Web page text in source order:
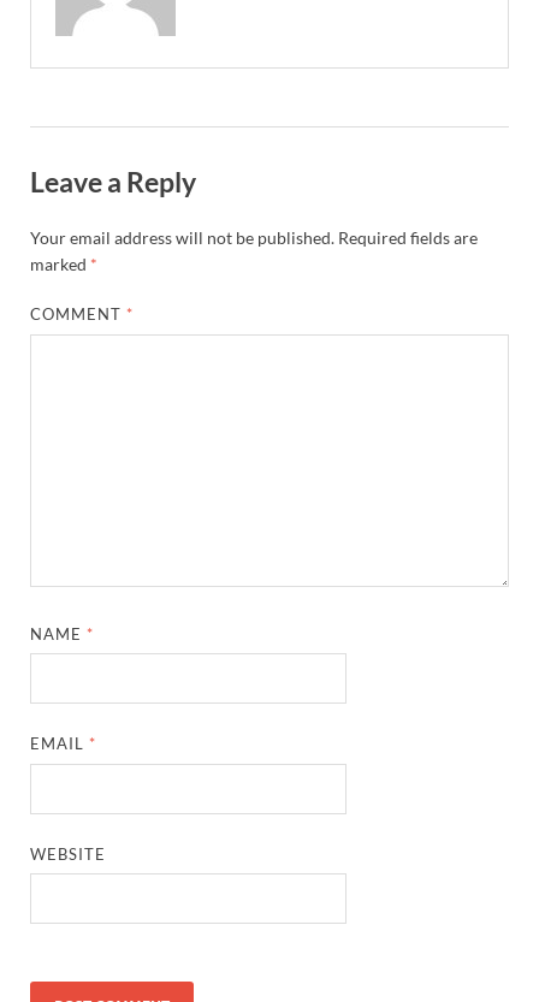
Leave a Reply
Your email address will not be published. Required fields are
marked *
COMMENT *
NAME *
EMAIL *
WEBSITE